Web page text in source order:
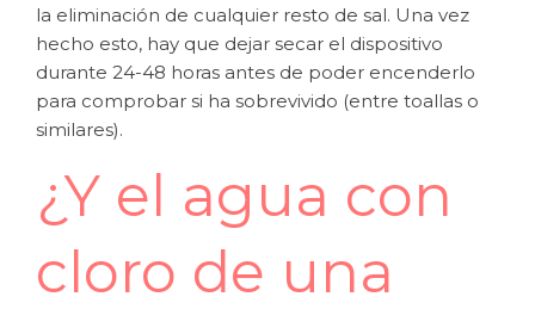
la eliminación de cualquier resto de sal. Una vez
hecho esto, hay que dejar secar el dispositivo
durante 24-48 horas antes de poder encenderlo
para comprobar si ha sobrevivido (entre toallas o
similares).
¿Y el agua con
cloro de una